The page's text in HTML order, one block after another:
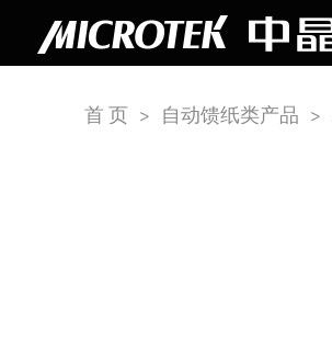
首 页 > 自动馈纸类产品 >